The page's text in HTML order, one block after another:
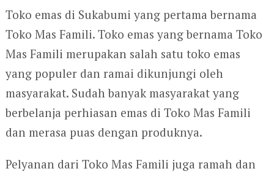
Toko emas di Sukabumi yang pertama bernama
Toko Mas Famili. Toko emas yang bernama Toko
Mas Famili merupakan salah satu toko emas
yang populer dan ramai dikunjungi oleh
masyarakat. Sudah banyak masyarakat yang
berbelanja perhiasan emas di Toko Mas Famili
dan merasa puas dengan produknya.
Pelyanan dari Toko Mas Famili juga ramah dan